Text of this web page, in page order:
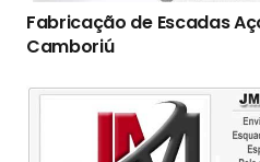
Fabricação de Escadas
Camboriú